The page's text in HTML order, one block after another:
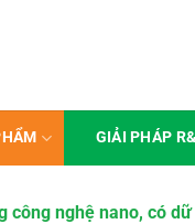
GIẢI PHÁP
công nghệ nano, có